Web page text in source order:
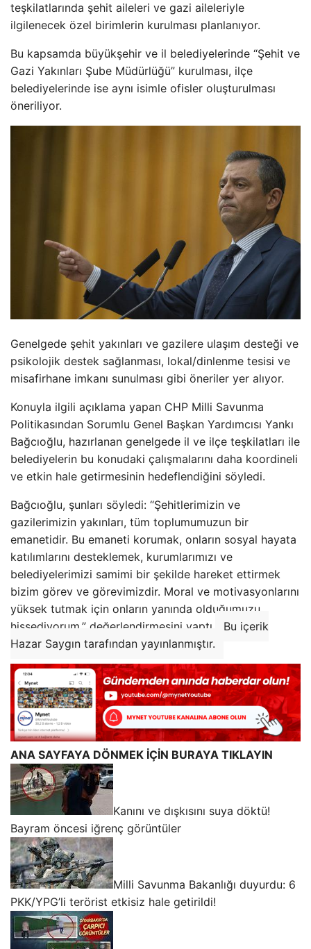
teşkilatlarında şehit aileleri ve gazi aileleriyle
ilgilenecek özel birimlerin kurulması planlanıyor.
Bu kapsamda büyükşehir ve il belediyelerinde “Şehit ve
Gazi Yakınları Şube Müdürlüğü” kurulması, ilçe
belediyelerinde ise aynı isimle ofisler oluşturulması
öneriliyor.
Genelgede şehit yakınları ve gazilere ulaşım desteği ve
psikolojik destek sağlanması, lokal/dinlenme tesisi ve
misafirhane imkanı sunulması gibi öneriler yer alıyor.
Konuyla ilgili açıklama yapan CHP Milli Savunma
Politikasından Sorumlu Genel Başkan Yardımcısı Yankı
Bağcıoğlu, hazırlanan genelgede il ve ilçe teşkilatları ile
belediyelerin bu konudaki çalışmalarını daha koordineli
ve etkin hale getirmesinin hedeflendiğini söyledi.
Bağcıoğlu, şunları söyledi: “Şehitlerimizin ve
gazilerimizin yakınları, tüm toplumumuzun bir
emanetidir. Bu emaneti korumak, onların sosyal hayata
katılımlarını desteklemek, kurumlarımızı ve
belediyelerimizi samimi bir şekilde hareket ettirmek
bizim görev ve görevimizdir. Moral ve motivasyonlarını
yüksek tutmak için onların yanında olduğumuzu
hissediyorum.” değerlendirmesini yaptı.
Bu içerik
Hazar Saygın tarafından yayınlanmıştır.
ANA SAYFAYA DÖNMEK İÇİN BURAYA TIKLAYIN
Kanını ve dışkısını suya döktü!
Bayram öncesi iğrenç görüntüler
Milli Savunma Bakanlığı duyurdu: 6
PKK/YPG’li terörist etkisiz hale getirildi!